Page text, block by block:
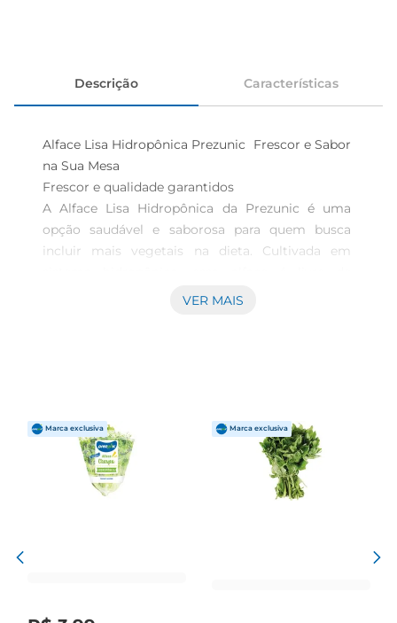
Descrição Características
Alface Lisa Hidropônica Prezunic  Frescor e Sabor
na Sua Mesa
Frescor e qualidade garantidos
A Alface Lisa Hidropônica da Prezunic é uma
opção saudável e saborosa para quem busca
incluir mais vegetais na dieta. Cultivada em
agrotóxicos, garantindo um produto fresco e
Benefícios da produção hidropônica
A técnica de cultivo hidropônico permite um
crescimento mais rápido e saudável das plantas,
uma vez que as raízes recebem nutrientes
diretamente na água, sem a necessidade de solo.
VER MAIS